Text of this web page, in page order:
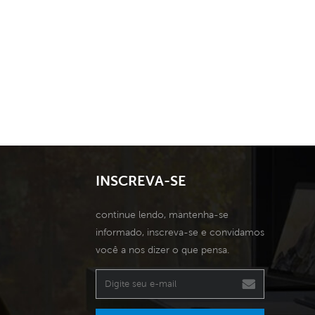
INSCREVA-SE
continue lendo, mantenha-se
informado, inscreva-se e convidamos
você a nos dizer o que pensa.